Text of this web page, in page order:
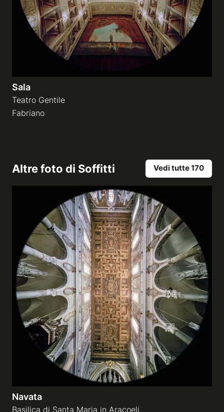
Sala
Teatro Gentile
Fabriano
Altre foto di Soffitti Vedi tutte 170
Navata
Basilica di Santa Maria in Aracoeli